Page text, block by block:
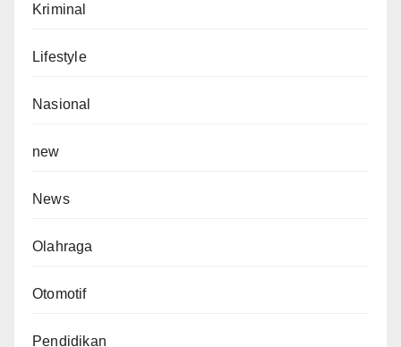
Kriminal
Lifestyle
Nasional
new
News
Olahraga
Otomotif
Pendidikan